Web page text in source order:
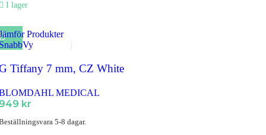
I lager
Produkter
Tiffany 7 mm, CZ White
MEDICAL
kr
5-8 dagar.